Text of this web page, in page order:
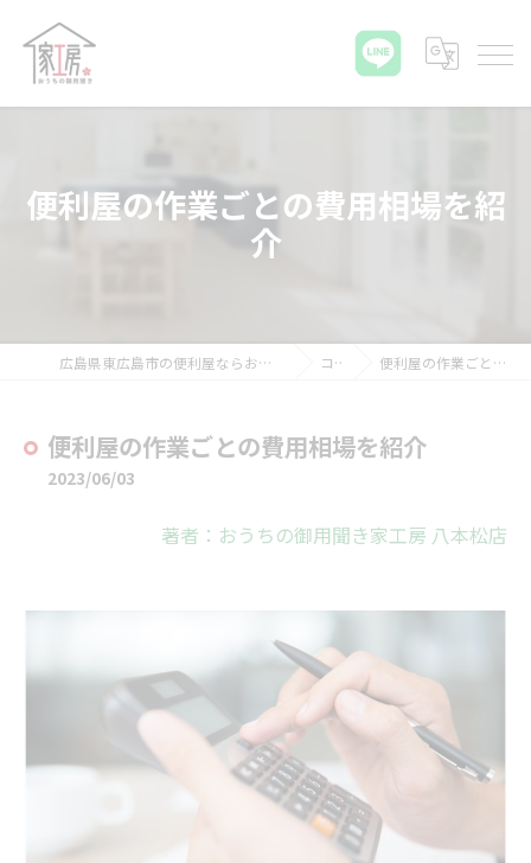
便利屋の作業ごとの費用相場を紹
介
広島県東広島市の便利屋ならおうちの御用聞き家工房 八本松店 コラム 便利屋の作業ごとの費用相場を紹介
便利屋の作業ごとの費用相場を紹介
2023/06/03
著者：おうちの御用聞き家工房 八本松店